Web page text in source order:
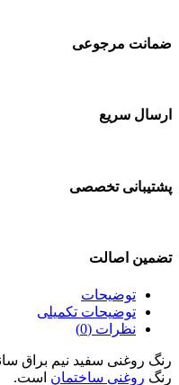
ضمانت مرجوعی
ارسال سریع
پشتیبانی تخصصی
تضمین اصالت
توضیحات
توضیحات تکمیلی
نظرات (0)
رنگ روغنی ساختمان است.